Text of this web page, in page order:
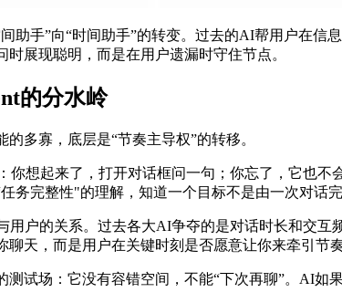
助手”向“时间助手”的转变。过去的AI帮用户在
展现聪明，而是在用户遗漏时守住节点。
的分水岭
多寡，底层是“节奏主导权”的转移。
你想起来了，打开对话框问一句；你忘了，它也
务完整性"的理解，知道一个目标不是由一次对话
用户的关系。过去各大AI争夺的是对话时长和交
聊天，而是用户在关键时刻是否愿意让你来牵引节奏
测试场：它没有容错空间，不能“下次再聊”。AI如